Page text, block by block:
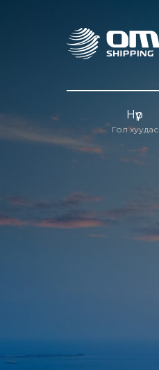
Нүүр
Гол хуудас